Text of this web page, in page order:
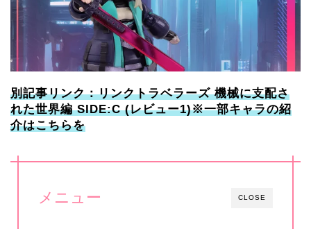
別記事リンク：リンクトラベラーズ 機械に支配さ
れた世界編 SIDE:C (レビュー1)※一部キャラの紹
介はこちらを
CLOSE
メニュー